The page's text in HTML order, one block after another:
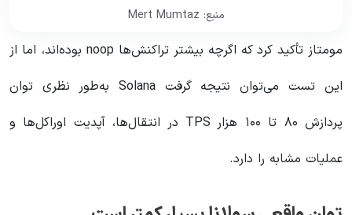
منبع: Mert Mumtaz
مومتاز تأکید کرد که اگرچه بیشتر تراکنش‌ها noop بوده‌اند، اما از
این تست می‌توان نتیجه گرفت Solana به‌طور نظری توان
پردازش ۸۰ تا ۱۰۰ هزار TPS در انتقال‌ها، آپدیت اوراکل‌ها و
عملیات مشابه را دارد.